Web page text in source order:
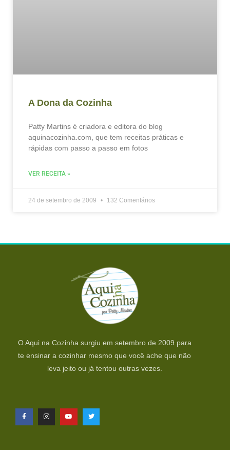
A Dona da Cozinha
Patty Martins é criadora e editora do blog
aquinacozinha.com, que tem receitas práticas e
rápidas com passo a passo em fotos
VER RECEITA »
24 de setembro de 2009 132 Comentários
O Aqui na Cozinha surgiu em setembro de 2009 para
te ensinar a cozinhar mesmo que você ache que não
leva jeito ou já tentou outras vezes.